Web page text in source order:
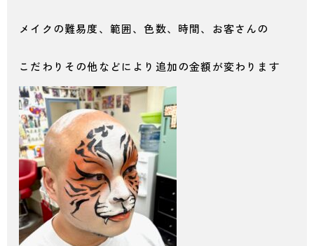
メイクの難易度、範囲、色数、時間、お客さんの
こだわりその他などにより追加の金額が変わります